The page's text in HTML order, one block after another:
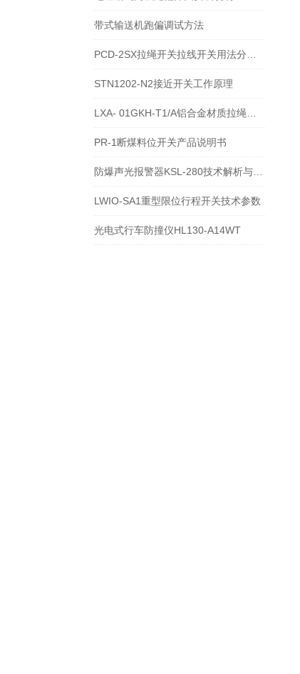
带式输送机跑偏调试方法
STN1202-N2接近开关工作原理
PR-1断煤料位开关产品说明书
LWIO-SA1重型限位行程开关技术参数
光电式行车防撞仪HL130-A14WT